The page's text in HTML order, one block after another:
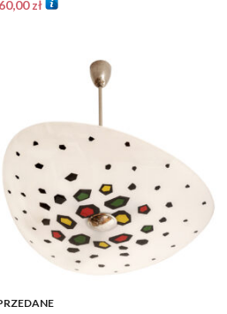
zł